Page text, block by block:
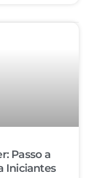
Passo a
Iniciantes